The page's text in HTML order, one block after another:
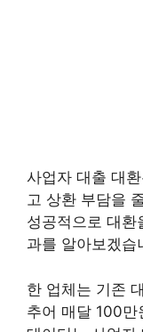
사업자 대출 대
고 상환 부담을
성공적으로 대환
과를 알아보겠습
한 업체는 기존
추어 매달 100만